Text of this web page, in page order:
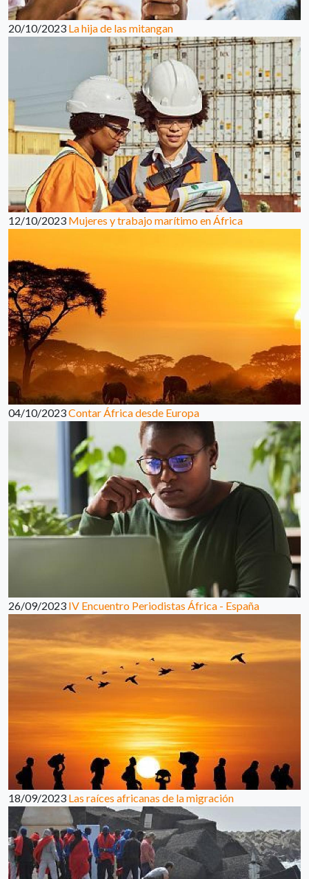
20/10/2023 La hija de las mitangan
12/10/2023 Mujeres y trabajo marítimo en África
04/10/2023Contar África desde Europa
26/09/2023 IV Encuentro Periodistas África - España
18/09/2023 Las raíces africanas de la migración